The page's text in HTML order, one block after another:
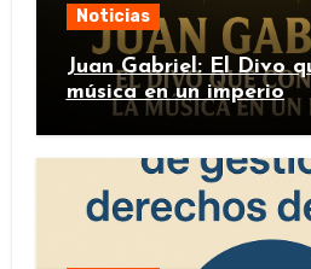
Noticias
Juan Gabriel: El Divo
música en un imperio